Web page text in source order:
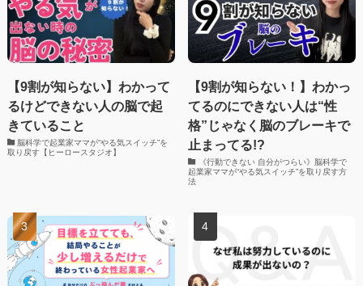
【9割が知らない】わかって
るけどできない人の脳で起
きていること
脳科学で起業家ママが“やる気スイッチ”を
取り戻す【ヒーロースタジオ】
【9割が知らない！】わかっ
てるのにできない人は“性
格”じゃなく脳のブレーキで
止まってる!?
《行動できない 自分がつらい》脳科学で
起業家ママが“やる気スイッチ”を取り戻す方
法